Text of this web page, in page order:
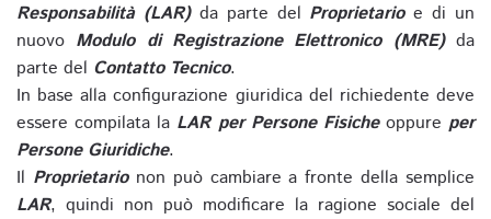
Responsabilità (LAR)da parte del Proprietarioe di un
nuovo Modulo di Registrazione Elettronico (MRE)da
parte del Contatto Tecnico.
In base alla configurazione giuridica del richiedente deve
essere compilata la LAR per Persone Fisicheoppure per
Persone Giuridiche.
Il Proprietarionon può cambiare a fronte della semplice
LAR, quindi non può modificare la ragione sociale del